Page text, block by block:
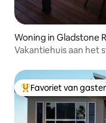
Woning in Gladstone
Vakantiehuis aan het
Topfavoriet van
Favoriet van